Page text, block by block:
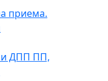
приема.
и ДПП ПП,